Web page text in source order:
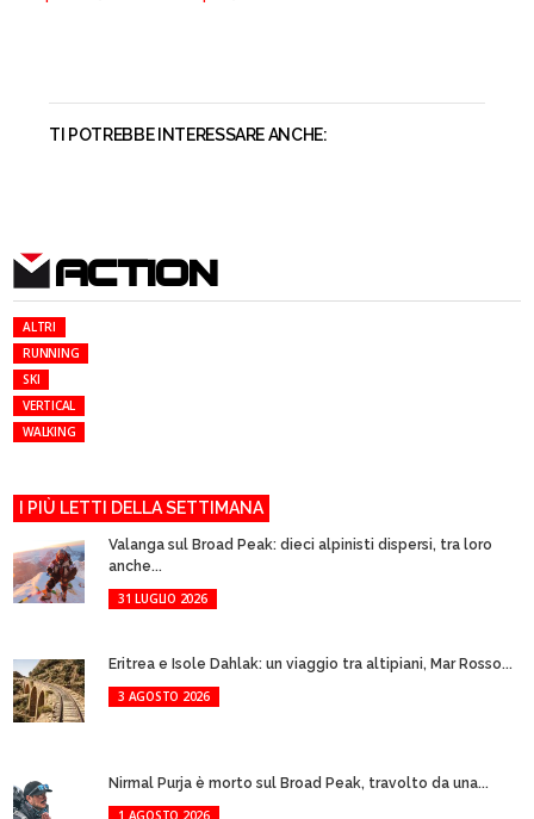
TI POTREBBE INTERESSARE ANCHE:
ACTION
ALTRI
RUNNING
SKI
VERTICAL
WALKING
I PIÙ LETTI DELLA SETTIMANA
Valanga sul Broad Peak: dieci alpinisti dispersi, tra loro
anche...
31 LUGLIO 2026
Eritrea e Isole Dahlak: un viaggio tra altipiani, Mar Rosso...
3 AGOSTO 2026
Nirmal Purja è morto sul Broad Peak, travolto da una...
1 AGOSTO 2026